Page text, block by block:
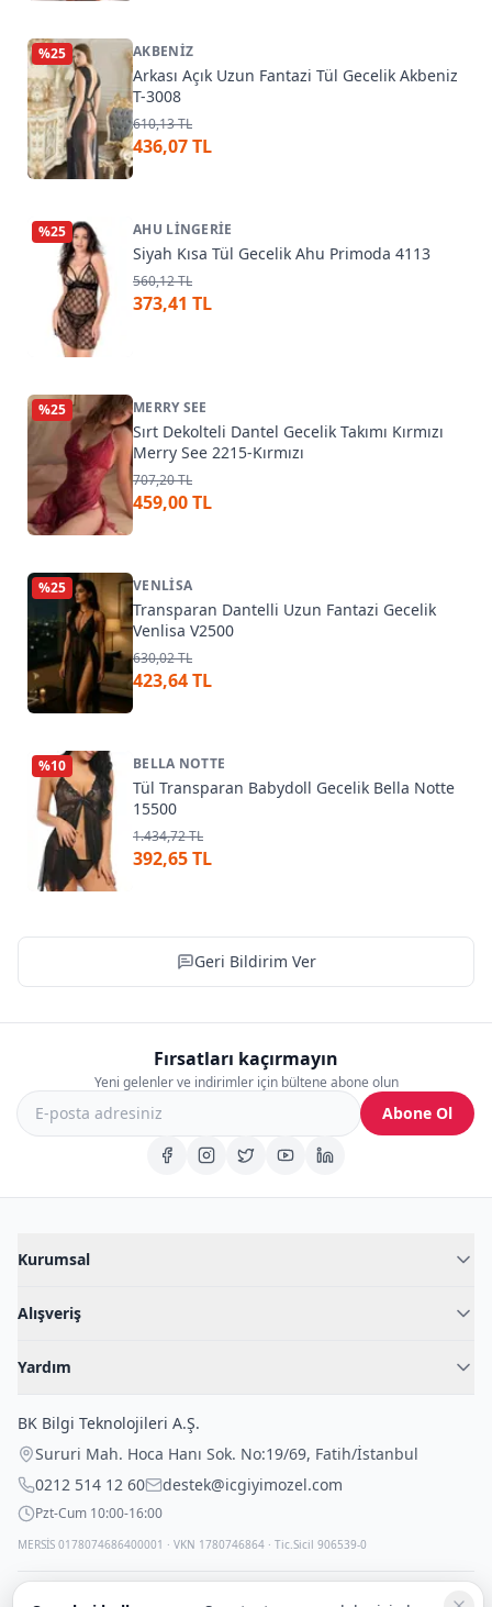
%25 AKBENIZ
Arkası Açık Uzun Fantazi Tül Gecelik Akbeniz
T-3008
610,13 TL
436,07 TL
%25 AHU LINGERIE
Siyah Kısa Tül Gecelik Ahu Primoda 4113
560,12 TL
373,41 TL
%25 MERRY SEE
Sırt Dekolteli Dantel Gecelik Takımı Kırmızı
Merry See 2215-Kırmızı
707,20 TL
459,00 TL
%25 VENLISA
Transparan Dantelli Uzun Fantazi Gecelik
Venlisa V2500
630,02 TL
423,64 TL
%10 BELLA NOTTE
Tül Transparan Babydoll Gecelik Bella Notte
15500
1.434,72 TL
392,65 TL
Geri Bildirim Ver
Fırsatları kaçırmayın
Yeni gelenler ve indirimler için bültene abone olun
Abone Ol
Kurumsal
Blog
İç Giyim Rehberi
Alışveriş
Fantazi İç Giyim
Çocuk İç Giyim
Outlet Fırsatları
Yardım
İade Politikası
Gizli Paketleme
BK Bilgi Teknolojileri A.Ş.
Sururi Mah. Hoca Hanı Sok. No:19/69, Fatih/İstanbul
0212 514 12 60
destek@icgiyimozel.com
Pzt-Cum 10:00-16:00
MERSİS 0178074686400001 · VKN 1780746864 · Tic.Sicil 906539-0